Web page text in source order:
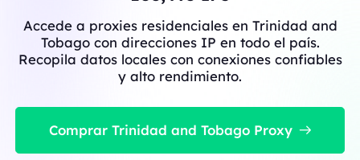
Accede a proxies residenciales en Trinidad and
Tobago con direcciones IP en todo el país.
Recopila datos locales con conexiones confiables
y alto rendimiento.
Comprar Trinidad and Tobago Proxy